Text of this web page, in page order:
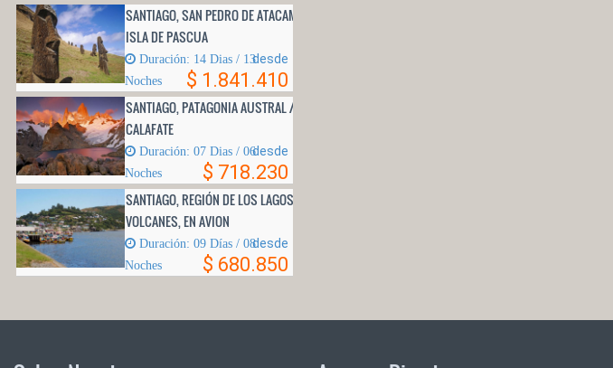
SANTIAGO, SAN PEDRO DE ATACAMA E
ISLA DE PASCUA
Duración: 14 Di­as / 13
Noches
desde
$ 1.841.410
SANTIAGO, PATAGONIA AUSTRAL / EL
CALAFATE
Duración: 07 Dias / 06
Noches
desde
$ 718.230
SANTIAGO, REGIÓN DE LOS LAGOS Y
VOLCANES, EN AVION
Duración: 09 Días / 08
Noches
desde
$ 680.850